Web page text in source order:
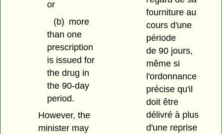
or
(b) more
than one
prescription
is issued for
the drug in
the 90-day
period.
However, the
minister may
fourniture au
cours d'une
période
de 90 jours,
même si
l'ordonnance
précise qu'il
doit être
délivré à plus
d'une reprise